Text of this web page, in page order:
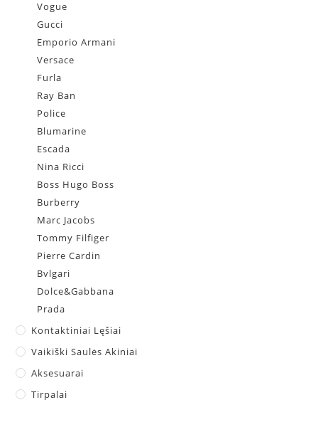
Vogue
Gucci
Emporio Armani
Versace
Furla
Ray Ban
Police
Blumarine
Escada
Nina Ricci
Boss Hugo Boss
Burberry
Marc Jacobs
Tommy Filfiger
Pierre Cardin
Bvlgari
Dolce&Gabbana
Prada
Kontaktiniai Lęšiai
Vaikiški Saulės Akiniai
Aksesuarai
Tirpalai